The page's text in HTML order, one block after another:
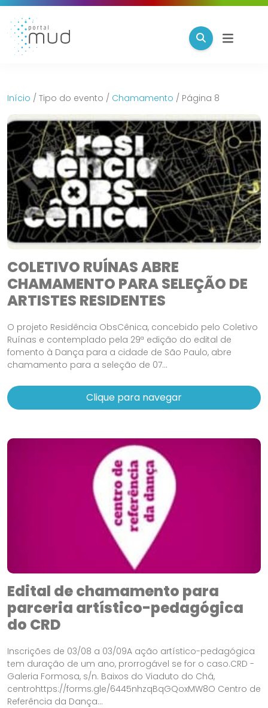
Início / Tipo do evento / Chamamento / Página 8
COLETIVO RUÍNAS ABRE
CHAMAMENTO PARA SELEÇÃO DE
ARTISTES RESIDENTES
O projeto Residência ObsCênica, concebido pelo Coletivo
Ruínas e contemplado pela 29ª edição do edital de
fomento à Dança para a cidade de São Paulo, abre
chamamento para a seleção de 07...
Clique para navegar
Edital de chamamento para
parceria artístico-pedagógica
do CRD
Inscrições de 03/08 a 03/09A ação artístico-pedagógica
tem duração de um ano, prorrogável se for o caso.CRD -
Galeria Formosa, s/n. Baixos do Viaduto do Chá,
centrohttps://forms.gle/6445nhzqBqGQoxMW8O Centro de
Referência da Dança...